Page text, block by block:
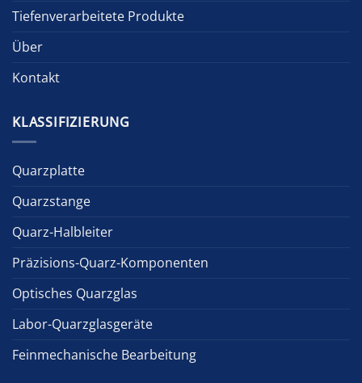
Tiefenverarbeitete Produkte
Über
Kontakt
KLASSIFIZIERUNG
Quarzplatte
Quarzstange
Quarz-Halbleiter
Präzisions-Quarz-Komponenten
Optisches Quarzglas
Labor-Quarzglasgeräte
Feinmechanische Bearbeitung